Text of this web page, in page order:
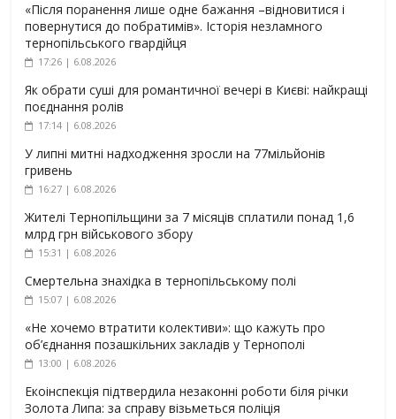
«Після поранення лише одне бажання –відновитися і
повернутися до побратимів». Історія незламного
тернопільського гвардійця
17:26 | 6.08.2026
Як обрати суші для романтичної вечері в Києві: найкращі
поєднання ролів
17:14 | 6.08.2026
У липні митні надходження зросли на 77мільйонів
гривень
16:27 | 6.08.2026
Жителі Тернопільщини за 7 місяців сплатили понад 1,6
млрд грн військового збору
15:31 | 6.08.2026
Смертельна знахідка в тернопільському полі
15:07 | 6.08.2026
«Не хочемо втратити колективи»: що кажуть про
об’єднання позашкільних закладів у Тернополі
13:00 | 6.08.2026
Екоінспекція підтвердила незаконні роботи біля річки
Золота Липа: за справу візьметься поліція